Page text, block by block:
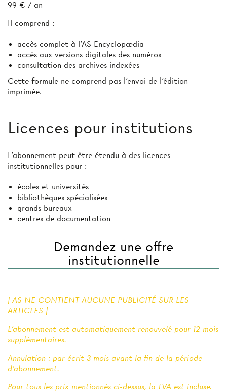
99 € / an
Il comprend :
accès complet à l’AS Encyclopædia
accès aux versions digitales des numéros
consultation des archives indexées
Cette formule ne comprend pas l’envoi de l'édition
imprimée.
Licences pour institutions
L’abonnement peut être étendu à des licences
institutionnelles pour :
écoles et universités
bibliothèques spécialisées
grands bureaux
centres de documentation
Demandez une offre
institutionnelle
| AS NE CONTIENT AUCUNE PUBLICITÉ SUR LES
ARTICLES |
L'abonnement est automatiquement renouvelé pour 12 mois
supplémentaires.
Annulation : par écrit 3 mois avant la fin de la période
d'abonnement.
Pour tous les prix mentionnés ci-dessus, la TVA est incluse.